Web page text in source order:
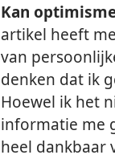
Kan
artikel heeft
van
denken dat ik
Hoewel ik het
informatie me
heel dankbaar